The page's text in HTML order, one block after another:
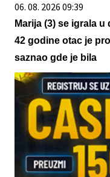
06. 08. 2026 09:39
Marija (3) se igrala
42 godine otac je
saznao gde je bila